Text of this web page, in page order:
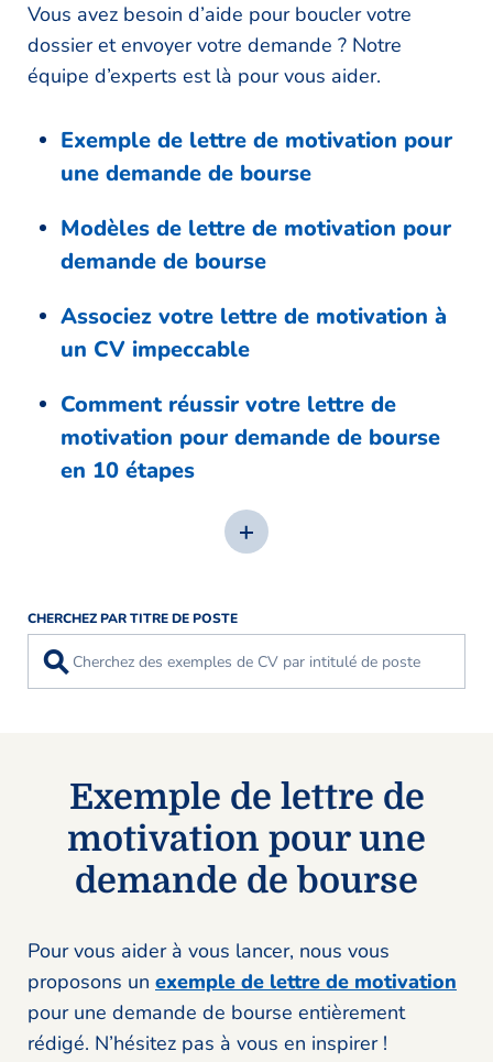
Vous avez besoin d’aide pour boucler votre
dossier et envoyer votre demande ? Notre
équipe d’experts est là pour vous aider.
Exemple de lettre de motivation pour
une demande de bourse
Modèles de lettre de motivation pour
demande de bourse
Associez votre lettre de motivation à
un CV impeccable
Comment réussir votre lettre de
motivation pour demande de bourse
en 10 étapes
CHERCHEZ PAR TITRE DE POSTE
⚲
Exemple de lettre de
motivation pour une
demande de bourse
Pour vous aider à vous lancer, nous vous
proposons un exemple de lettre de motivation
pour une demande de bourse entièrement
rédigé. N’hésitez pas à vous en inspirer !